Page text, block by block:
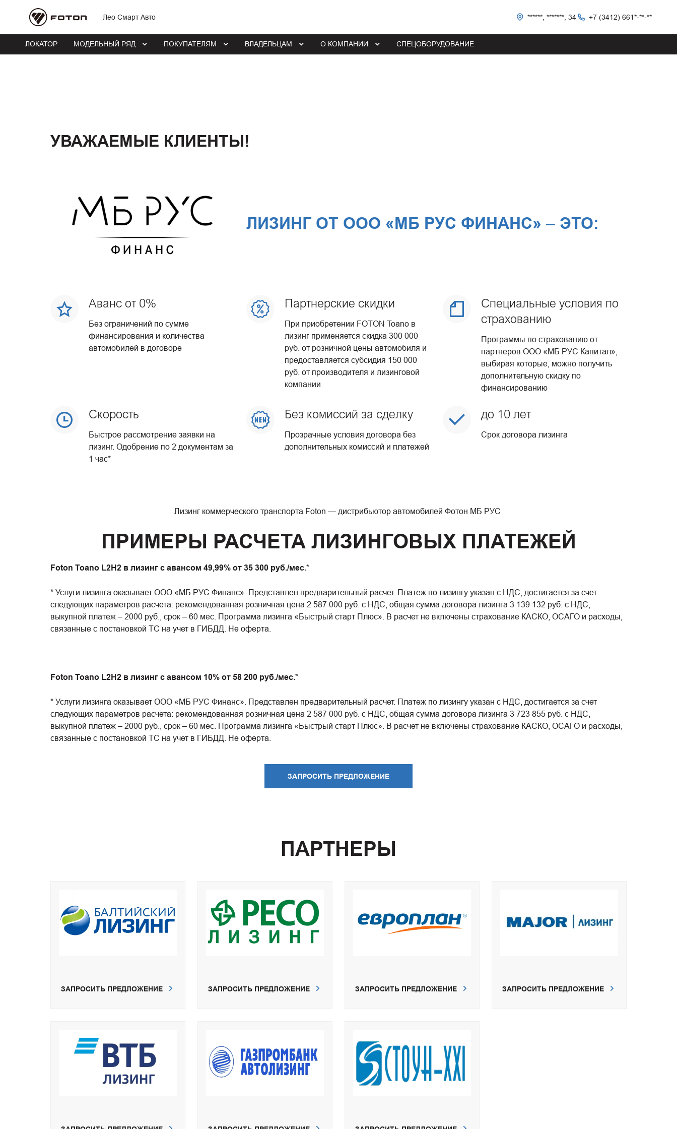
Лео Смарт Авто ******, *******, 34 +7 (3412) 661*-**-**
ЛОКАТОР МОДЕЛЬНЫЙ РЯД ПОКУПАТЕЛЯМ ВЛАДЕЛЬЦАМ О КОМПАНИИ СПЕЦОБОРУДОВАНИЕ
УВАЖАЕМЫЕ КЛИЕНТЫ!
ЛИЗИНГ ОТ ООО «МБ РУС ФИНАНС» – ЭТО:
Аванс от 0%
Без ограничений по сумме
финансирования и количества
автомобилей в договоре
Партнерские скидки
При приобретении FOTON Toano в
лизинг применяется скидка 300 000
руб. от розничной цены автомобиля и
предоставляется субсидия 150 000
руб. от производителя и лизинговой
компании
Специальные условия по
страхованию
Программы по страхованию от
партнеров ООО «МБ РУС Капитал»,
выбирая которые, можно получить
дополнительную скидку по
финансированию
Скорость
Быстрое рассмотрение заявки на
лизинг. Одобрение по 2 документам за
1 час*
Без комиссий за сделку
Прозрачные условия договора без
дополнительных комиссий и платежей
до 10 лет
Срок договора лизинга
Лизинг коммерческого транспорта Foton — дистрибьютор автомобилей Фотон МБ РУС
ПРИМЕРЫ РАСЧЕТА ЛИЗИНГОВЫХ ПЛАТЕЖЕЙ
Foton Toano L2H2 в лизинг с авансом 49,99% от 35 300 руб./мес.*
* Услуги лизинга оказывает ООО «МБ РУС Финанс». Представлен предварительный расчет. Платеж по лизингу указан с НДС, достигается за счет
следующих параметров расчета: рекомендованная розничная цена 2 587 000 руб. с НДС, общая сумма договора лизинга 3 139 132 руб. с НДС,
выкупной платеж – 2000 руб., срок – 60 мес. Программа лизинга «Быстрый старт Плюс». В расчет не включены страхование КАСКО, ОСАГО и расходы,
связанные с постановкой ТС на учет в ГИБДД. Не оферта.
Foton Toano L2H2 в лизинг с авансом 10% от 58 200 руб./мес.*
* Услуги лизинга оказывает ООО «МБ РУС Финанс». Представлен предварительный расчет. Платеж по лизингу указан с НДС, достигается за счет
следующих параметров расчета: рекомендованная розничная цена 2 587 000 руб. с НДС, общая сумма договора лизинга 3 723 855 руб. с НДС,
выкупной платеж – 2000 руб., срок – 60 мес. Программа лизинга «Быстрый старт Плюс». В расчет не включены страхование КАСКО, ОСАГО и расходы,
связанные с постановкой ТС на учет в ГИБДД. Не оферта.
ЗАПРОСИТЬ ПРЕДЛОЖЕНИЕ
ПАРТНЕРЫ
ЗАПРОСИТЬ ПРЕДЛОЖЕНИЕ ЗАПРОСИТЬ ПРЕДЛОЖЕНИЕ ЗАПРОСИТЬ ПРЕДЛОЖЕНИЕ ЗАПРОСИТЬ ПРЕДЛОЖЕНИЕ